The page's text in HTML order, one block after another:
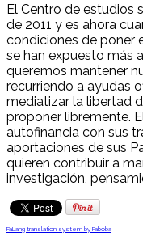
El Centro de estudios
de 2011 y es ahora
condiciones de poner
se han expuesto más
queremos mantener
recurriendo a ayudas
mediatizar la libertad
proponer libremente.
autofinancia con sus
aportaciones de sus
quieren contribuir a
investigación,
FaLang translation system by Faboba